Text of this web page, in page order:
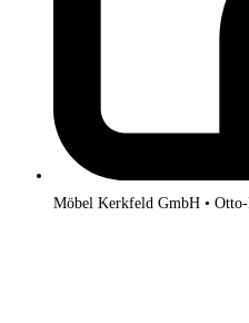
Möbel Kerkfeld GmbH •